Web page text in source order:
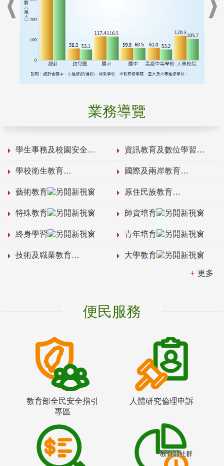
業務導覽
學生事務及校園安全 資訊教育及數位學習
學校衛生教育 國際及兩岸教育
藝術教育 原住民族教育
特殊教育 師資培育
終身學習 青年培育
技術及職業教育 大學教育
更多
便民服務
教育部全民安全指引
專區
人體研究倫理申訴
教育部社群